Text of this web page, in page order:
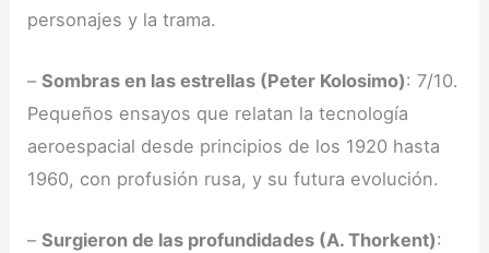
personajes y la trama.
–Sombras en las estrellas (Peter Kolosimo): 7/10.
Pequeños ensayos que relatan la tecnología
aeroespacial desde principios de los 1920 hasta
1960, con profusión rusa, y su futura evolución.
–Surgieron de las profundidades (A. Thorkent):